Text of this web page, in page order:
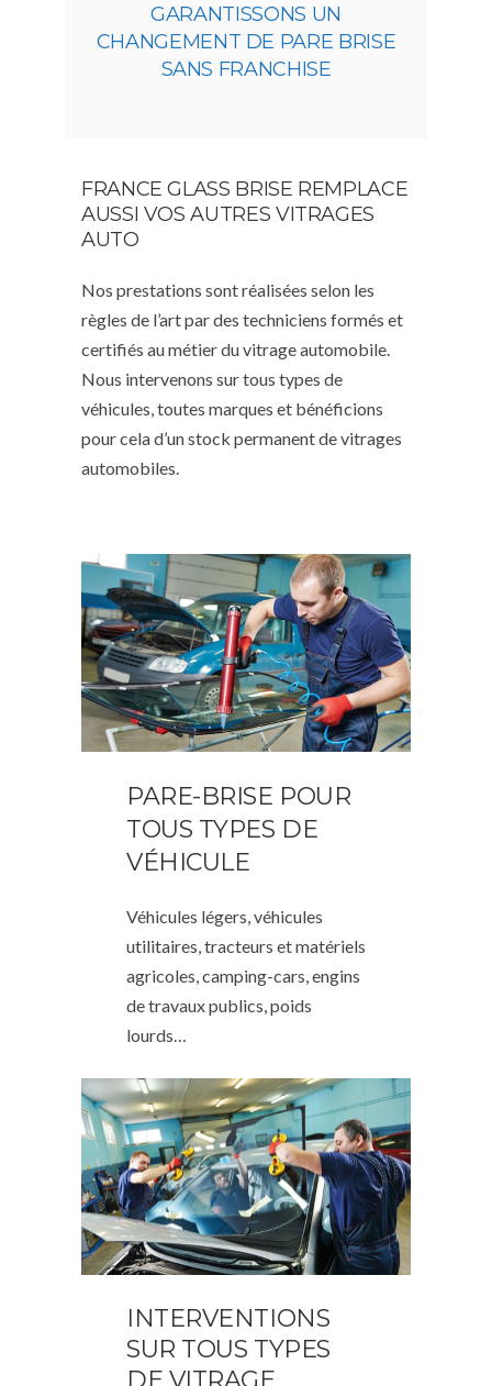
GARANTISSONS UN
CHANGEMENT DE PARE BRISE
SANS FRANCHISE
FRANCE GLASS BRISE REMPLACE
AUSSI VOS AUTRES VITRAGES
AUTO
Nos prestations sont réalisées selon les
règles de l’art par des techniciens formés et
certifiés au métier du vitrage automobile.
Nous intervenons sur tous types de
véhicules, toutes marques et bénéficions
pour cela d’un stock permanent de vitrages
automobiles.
PARE-BRISE POUR
TOUS TYPES DE
VÉHICULE
Véhicules légers, véhicules
utilitaires, tracteurs et matériels
agricoles, camping-cars, engins
de travaux publics, poids
lourds…
INTERVENTIONS
SUR TOUS TYPES